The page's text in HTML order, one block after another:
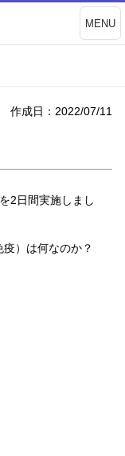
MENU
作成日：2022/07/11
2日間実施しまし
）は何なのか？